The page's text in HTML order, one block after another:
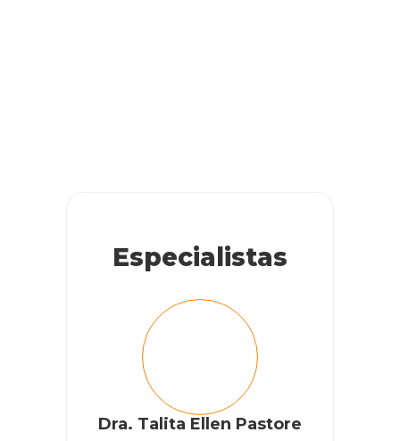
Especialistas
Dra. Talita Ellen Pastore